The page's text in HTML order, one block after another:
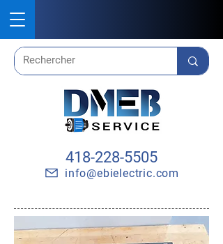
418-228-5505
info@ebielectric.com